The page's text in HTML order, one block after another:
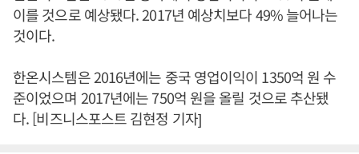
이를 것으로 예상됐다. 2017년 예상치보다 49% 늘어나는
것이다.
한온시스템은 2016년에는 중국 영업이익이 1350억 원 수
준이었으며 2017년에는 750억 원을 올릴 것으로 추산됐
다. [비즈니스포스트 김현정 기자]